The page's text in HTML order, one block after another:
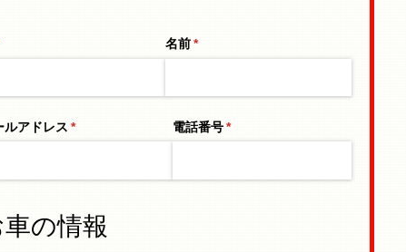
須) 名前*
(必須)
ルアドレス *
(必須) 電話番号*
(必須)
車の情報